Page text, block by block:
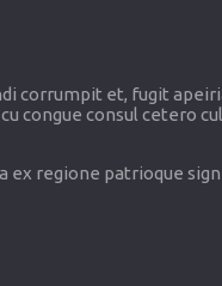
corrumpit et, fugit
congue consul cetero
ex regione patrioque